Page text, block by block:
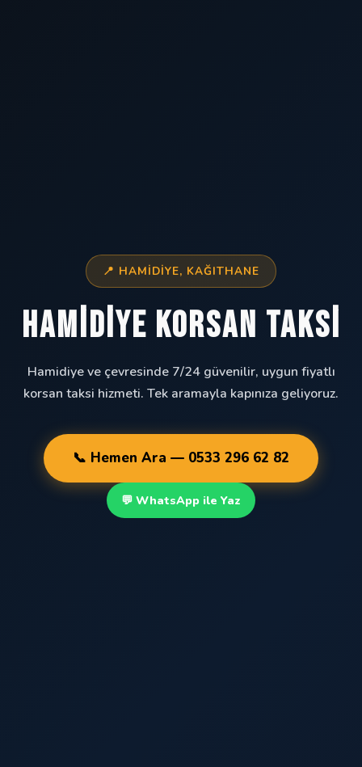
📍 HAMIDIYE, KAĞITHANE
Hamidiye Korsan Taksi
Hamidiye ve çevresinde 7/24 güvenilir, uygun fiyatlı
korsan taksi hizmeti. Tek aramayla kapınıza geliyoruz.
📞 Hemen Ara — 0533 296 62 82
💬 WhatsApp ile Yaz